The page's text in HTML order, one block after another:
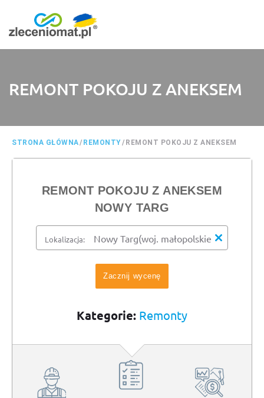
REMONT POKOJU Z ANEKSEM
STRONA GŁÓWNA/ REMONTY/ REMONT POKOJU Z ANEKSEM
REMONT POKOJU Z ANEKSEM
NOWY TARG
Lokalizacja:
Zacznij wycenę
Kategorie: Remonty